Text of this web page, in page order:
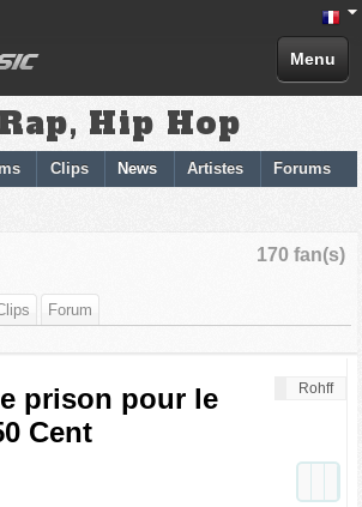
Menu
Hip Hop
Clips News Artistes Forums
170 fan(s)
Forum
Rohff
prison pour le
Cent